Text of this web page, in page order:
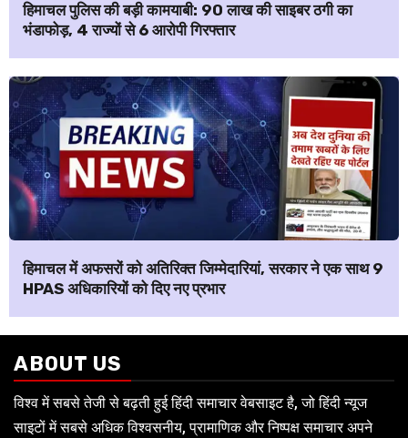
हिमाचल पुलिस की बड़ी कामयाबी: ₹90 लाख की साइबर ठगी का
भंडाफोड़, 4 राज्यों से 6 आरोपी गिरफ्तार
हिमाचल में अफसरों को अतिरिक्त जिम्मेदारियां, सरकार ने एक साथ 9
HPAS अधिकारियों को दिए नए प्रभार
ABOUT US
विश्व में सबसे तेजी से बढ़ती हुई हिंदी समाचार वेबसाइट है, जो हिंदी न्यूज
साइटों में सबसे अधिक विश्वसनीय, प्रामाणिक और निष्पक्ष समाचार अपने